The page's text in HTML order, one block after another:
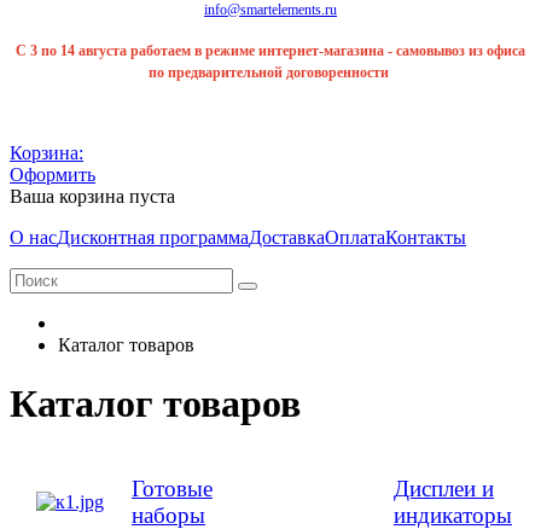
info@smartelements.ru
С 3 по 14 августа работаем в режиме интернет-магазина - самовывоз из офиса
по предварительной договоренности
Корзина:
Оформить
Ваша корзина пуста
О насДисконтная программаДоставкаОплатаКонтакты
Каталог товаров
Каталог товаров
Готовые
наборы
Дисплеи и
индикаторы